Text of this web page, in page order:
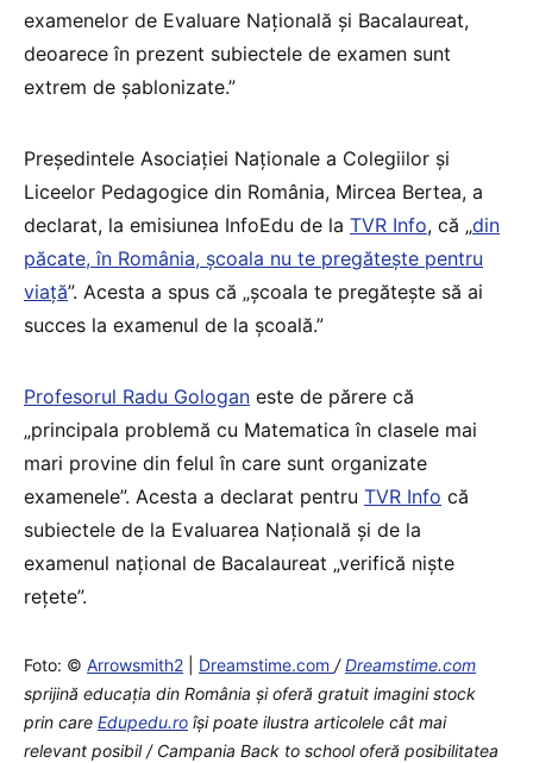
examenelor de Evaluare Națională și Bacalaureat,
deoarece în prezent subiectele de examen sunt
extrem de șablonizate.”
Președintele Asociației Naționale a Colegiilor și
Liceelor Pedagogice din România, Mircea Bertea, a
declarat, la emisiunea InfoEdu de la TVR Info, că „din
păcate, în România, școala nu te pregătește pentru
viață”. Acesta a spus că „școala te pregătește să ai
succes la examenul de la școală.”
Profesorul Radu Gologan este de părere că
„principala problemă cu Matematica în clasele mai
mari provine din felul în care sunt organizate
examenele”. Acesta a declarat pentru TVR Info că
subiectele de la Evaluarea Națională și de la
examenul național de Bacalaureat „verifică nişte
reţete”.
Foto: © Arrowsmith2 Dreamstime.com / Dreamstime.com
sprijină educaţia din România şi oferă gratuit imagini stock
prin care Edupedu.ro îşi poate ilustra articolele cât mai
relevant posibil / Campania Back to school oferă posibilitatea